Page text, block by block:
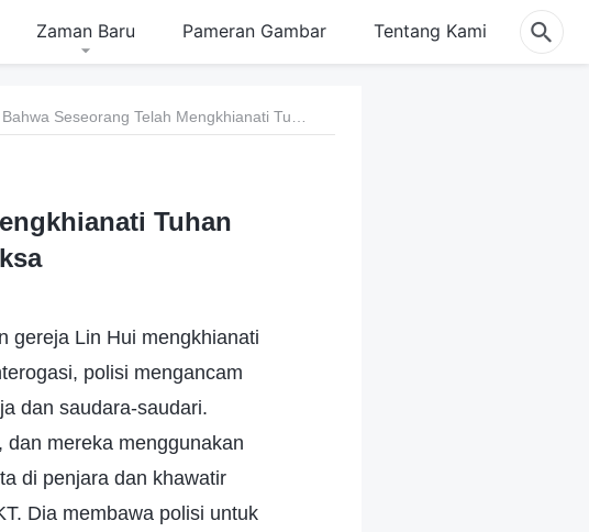
Zaman Baru Pameran Gambar Tentang Kami
Tuhan
gereja Lin Hui mengkhianati
polisi mengancam
dan saudara-saudari.
mereka menggunakan
di penjara dan khawatir
Dia membawa polisi untuk